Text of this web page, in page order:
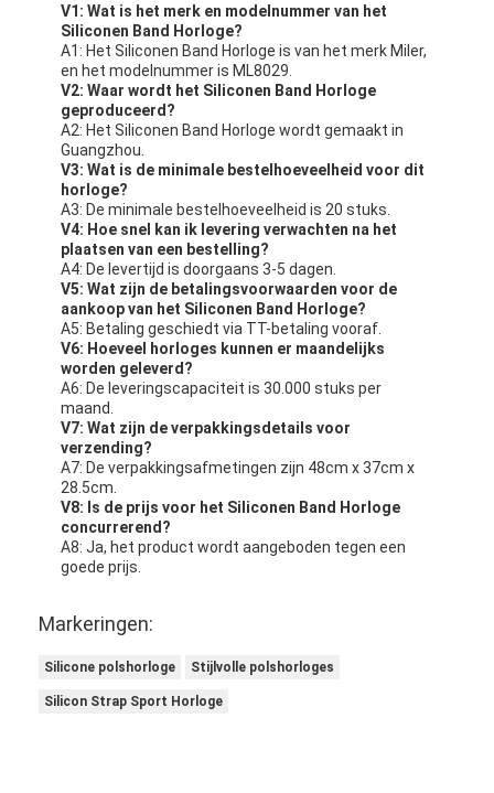
V1: Wat is het merk en modelnummer van het
Siliconen Band Horloge?
A1: Het Siliconen Band Horloge is van het merk Miler,
en het modelnummer is ML8029.
V2: Waar wordt het Siliconen Band Horloge
geproduceerd?
A2: Het Siliconen Band Horloge wordt gemaakt in
Guangzhou.
V3: Wat is de minimale bestelhoeveelheid voor dit
horloge?
A3: De minimale bestelhoeveelheid is 20 stuks.
V4: Hoe snel kan ik levering verwachten na het
plaatsen van een bestelling?
A4: De levertijd is doorgaans 3-5 dagen.
V5: Wat zijn de betalingsvoorwaarden voor de
aankoop van het Siliconen Band Horloge?
A5: Betaling geschiedt via TT-betaling vooraf.
V6: Hoeveel horloges kunnen er maandelijks
worden geleverd?
A6: De leveringscapaciteit is 30.000 stuks per
maand.
V7: Wat zijn de verpakkingsdetails voor
verzending?
A7: De verpakkingsafmetingen zijn 48cm x 37cm x
28.5cm.
V8: Is de prijs voor het Siliconen Band Horloge
concurrerend?
A8: Ja, het product wordt aangeboden tegen een
goede prijs.
Markeringen:
Silicone polshorloge Stijlvolle polshorloges
Silicon Strap Sport Horloge